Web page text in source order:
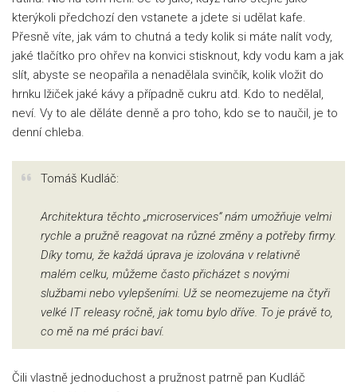
kterýkoli předchozí den vstanete a jdete si udělat kafe.
Přesně víte, jak vám to chutná a tedy kolik si máte nalít vody,
jaké tlačítko pro ohřev na konvici stisknout, kdy vodu kam a jak
slít, abyste se neopařila a nenadělala svinčík, kolik vložit do
hrnku lžiček jaké kávy a případně cukru atd. Kdo to nedělal,
neví. Vy to ale děláte denně a pro toho, kdo se to naučil, je to
denní chleba.
Tomáš Kudláč:
Architektura těchto „microservices” nám umožňuje velmi
rychle a pružně reagovat na různé změny a potřeby firmy.
Díky tomu, že každá úprava je izolována v relativně
malém celku, můžeme často přicházet s novými
službami nebo vylepšeními. Už se neomezujeme na čtyři
velké IT releasy ročně, jak tomu bylo dříve. To je právě to,
co mě na mé práci baví.
Čili vlastně jednoduchost a pružnost patrně pan Kudláč